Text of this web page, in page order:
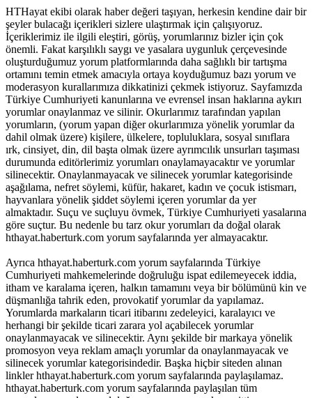
HTHayat ekibi olarak haber değeri taşıyan, herkesin kendine dair bir
şeyler bulacağı içerikleri sizlere ulaştırmak için çalışıyoruz.
İçeriklerimiz ile ilgili eleştiri, görüş, yorumlarınız bizler için çok
önemli. Fakat karşılıklı saygı ve yasalara uygunluk çerçevesinde
oluşturduğumuz yorum platformlarında daha sağlıklı bir tartışma
ortamını temin etmek amacıyla ortaya koyduğumuz bazı yorum ve
moderasyon kurallarımıza dikkatinizi çekmek istiyoruz. Sayfamızda
Türkiye Cumhuriyeti kanunlarına ve evrensel insan haklarına aykırı
yorumlar onaylanmaz ve silinir. Okurlarımız tarafından yapılan
yorumların, (yorum yapan diğer okurlarımıza yönelik yorumlar da
dahil olmak üzere) kişilere, ülkelere, topluluklara, sosyal sınıflara
ırk, cinsiyet, din, dil başta olmak üzere ayrımcılık unsurları taşıması
durumunda editörlerimiz yorumları onaylamayacaktır ve yorumlar
silinecektir. Onaylanmayacak ve silinecek yorumlar kategorisinde
aşağılama, nefret söylemi, küfür, hakaret, kadın ve çocuk istismarı,
hayvanlara yönelik şiddet söylemi içeren yorumlar da yer
almaktadır. Suçu ve suçluyu övmek, Türkiye Cumhuriyeti yasalarına
göre suçtur. Bu nedenle bu tarz okur yorumları da doğal olarak
hthayat.haberturk.com yorum sayfalarında yer almayacaktır.
Ayrıca hthayat.haberturk.com yorum sayfalarında Türkiye
Cumhuriyeti mahkemelerinde doğruluğu ispat edilemeyecek iddia,
itham ve karalama içeren, halkın tamamını veya bir bölümünü kin ve
düşmanlığa tahrik eden, provokatif yorumlar da yapılamaz.
Yorumlarda markaların ticari itibarını zedeleyici, karalayıcı ve
herhangi bir şekilde ticari zarara yol açabilecek yorumlar
onaylanmayacak ve silinecektir. Aynı şekilde bir markaya yönelik
promosyon veya reklam amaçlı yorumlar da onaylanmayacak ve
silinecek yorumlar kategorisindedir. Başka hiçbir siteden alınan
linkler hthayat.haberturk.com yorum sayfalarında paylaşılamaz.
hthayat.haberturk.com yorum sayfalarında paylaşılan tüm